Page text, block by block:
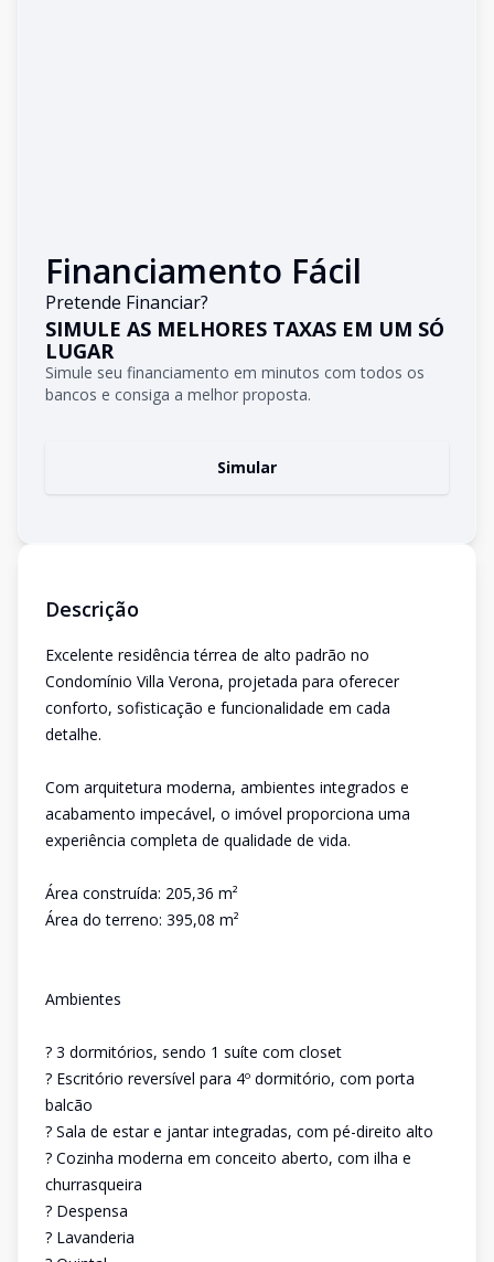
Financiamento Fácil
Pretende Financiar?
SIMULE AS MELHORES TAXAS EM UM SÓ
LUGAR
Simule seu financiamento em minutos com todos os
bancos e consiga a melhor proposta.
Simular
Descrição
Excelente residência térrea de alto padrão no
Condomínio Villa Verona, projetada para oferecer
conforto, sofisticação e funcionalidade em cada
detalhe.
Com arquitetura moderna, ambientes integrados e
acabamento impecável, o imóvel proporciona uma
experiência completa de qualidade de vida.
Área construída: 205,36 m²
Área do terreno: 395,08 m²
Ambientes
? 3 dormitórios, sendo 1 suíte com closet
? Escritório reversível para 4º dormitório, com porta
balcão
? Sala de estar e jantar integradas, com pé-direito alto
? Cozinha moderna em conceito aberto, com ilha e
churrasqueira
? Despensa
? Lavanderia